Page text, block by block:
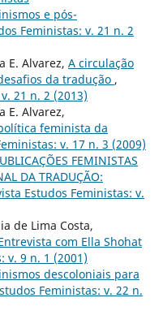
e pós-
Feministas: v. 21 n. 2
E. Alvarez, A circulação
da tradução ,
21 n. 2 (2013)
E. Alvarez,
feminista da
v. 17 n. 3 (2009)
FEMINISTAS
DA TRADUÇÃO:
Estudos Feministas: v.
de Lima Costa,
com Ella Shohat
v. 9 n. 1 (2001)
descoloniais para
Feministas: v. 22 n.